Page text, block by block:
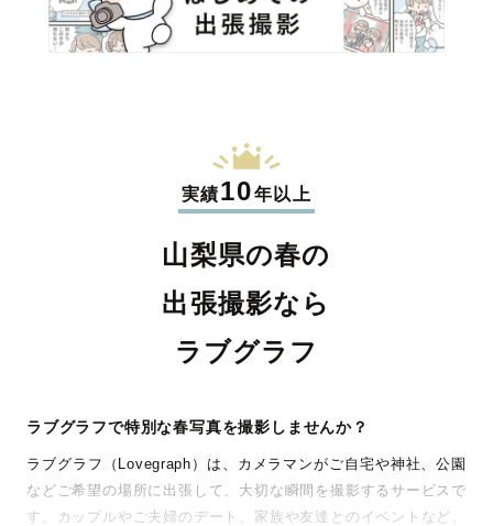
実績10年以上
山梨県の春の
出張撮影なら
ラブグラフ
ラブグラフで特別な春写真を撮影しませんか？
ラブグラフ（Lovegraph）は、カメラマンがご自宅や神社、公園
などご希望の場所に出張して、大切な瞬間を撮影するサービスで
す。カップルやご夫婦のデート、家族や友達とのイベントなど、